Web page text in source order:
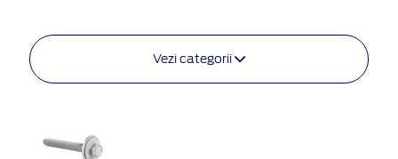
Vezi categorii